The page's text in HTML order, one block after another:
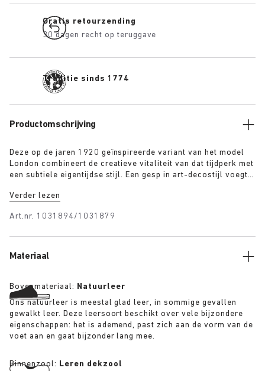
Gratis retourzending
30 dagen recht op teruggave
Traditie sinds 1774
Productomschrijving
Deze op de jaren 1920 geïnspireerde variant van het model
London combineert de creatieve vitaliteit van dat tijdperk met
een subtiele eigentijdse stijl. Een gesp in art-decostijl voegt
elegantie en het optimisme van die tijd weerspiegelt. Het hoge
dat zich dankzij het soepele bovenwerk van suède perfect
Verder lezen
Art.nr. 1031894/1031879
Materiaal
Bovenmateriaal: Natuurleer
Ons natuurleer is meestal glad leer, in sommige gevallen
gewalkt leer. Deze leersoort beschikt over vele bijzondere
eigenschappen: het is ademend, past zich aan de vorm van de
voet aan en gaat bijzonder lang mee.
Binnenzool: Leren dekzool